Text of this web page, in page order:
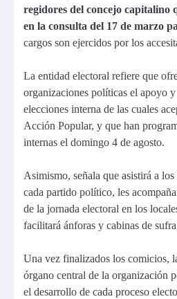
regidores del concejo capitalino
en la consulta del 17 de marzo
cargos son ejercidos por los
La entidad electoral refiere que
organizaciones políticas el apoyo
elecciones interna de las cuales
Acción Popular, y que han
internas el domingo 4 de agosto.
Asimismo, señala que asistirá a
cada partido político, les
de la jornada electoral en los
facilitará ánforas y cabinas de
Una vez finalizados los comicios,
órgano central de la organización
el desarrollo de cada proceso